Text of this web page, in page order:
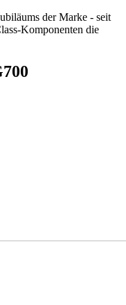
der Marke - seit
Komponenten die